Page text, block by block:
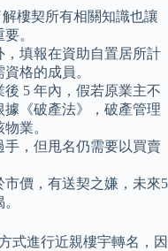
樓契所有相關知識也讓
。
，填報在資助自置居所計
格的成員。
5 年內，假若原業主不
《破產法》，破產管理
業。
手，但甩名仍需要以買賣
價，有送契之嫌，未來5
式進行近親樓宇轉名，因